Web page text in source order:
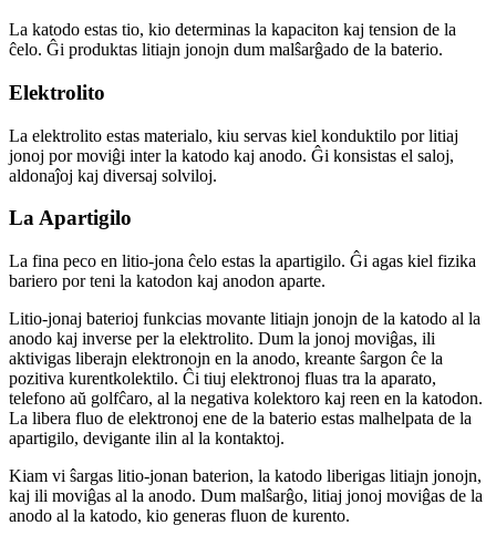
La katodo estas tio, kio determinas la kapaciton kaj tension de la
ĉelo. Ĝi produktas litiajn jonojn dum malŝarĝado de la baterio.
Elektrolito
La elektrolito estas materialo, kiu servas kiel konduktilo por litiaj
jonoj por moviĝi inter la katodo kaj anodo. Ĝi konsistas el saloj,
aldonaĵoj kaj diversaj solviloj.
La Apartigilo
La fina peco en litio-jona ĉelo estas la apartigilo. Ĝi agas kiel fizika
bariero por teni la katodon kaj anodon aparte.
Litio-jonaj baterioj funkcias movante litiajn jonojn de la katodo al la
anodo kaj inverse per la elektrolito. Dum la jonoj moviĝas, ili
aktivigas liberajn elektronojn en la anodo, kreante ŝargon ĉe la
pozitiva kurentkolektilo. Ĉi tiuj elektronoj fluas tra la aparato,
telefono aŭ golfĉaro, al la negativa kolektoro kaj reen en la katodon.
La libera fluo de elektronoj ene de la baterio estas malhelpata de la
apartigilo, devigante ilin al la kontaktoj.
Kiam vi ŝargas litio-jonan baterion, la katodo liberigas litiajn jonojn,
kaj ili moviĝas al la anodo. Dum malŝarĝo, litiaj jonoj moviĝas de la
anodo al la katodo, kio generas fluon de kurento.